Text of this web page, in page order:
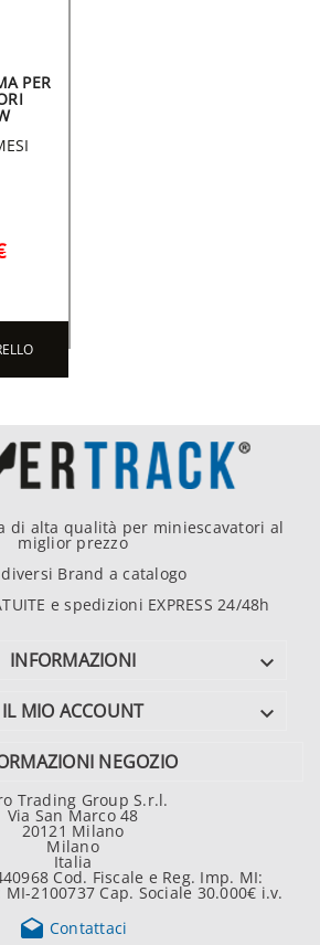
PER
di alta qualità per miniescavatori al
miglior prezzo
diversi Brand a catalogo
e spedizioni EXPRESS 24/48h
INFORMAZIONI 
IL MIO ACCOUNT 
NEGOZIO
Trading Group S.r.l.
Via San Marco 48
20121 Milano
Milano
Italia
Cod. Fiscale e Reg. Imp. MI:
MI-2100737 Cap. Sociale 30.000€ i.v.
 Contattaci